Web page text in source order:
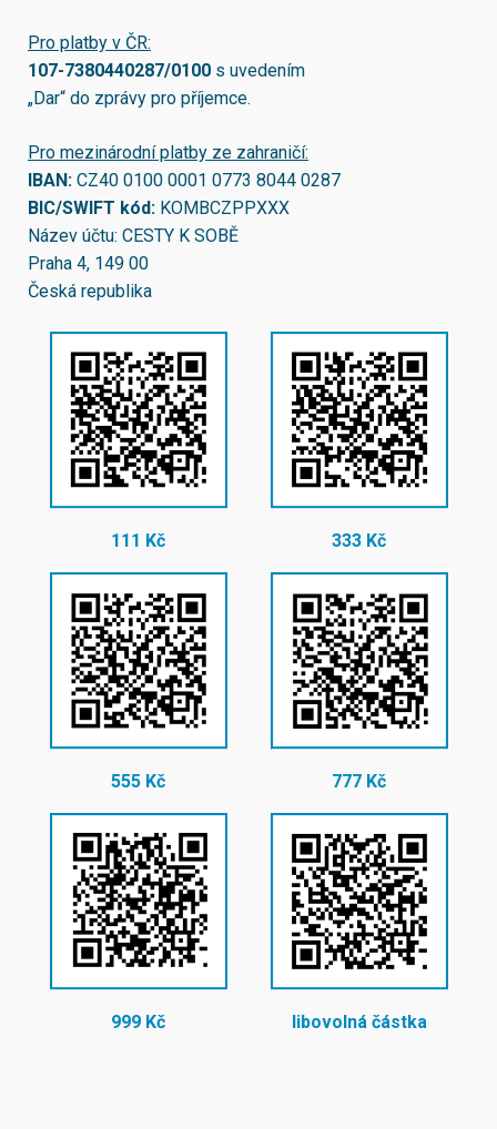
Pro platby v ČR:
107-7380440287/0100 s uvedením
„Dar“ do zprávy pro příjemce.
Pro mezinárodní platby ze zahraničí:
IBAN: CZ40 0100 0001 0773 8044 0287
BIC/SWIFT kód: KOMBCZPPXXX
Název účtu: CESTY K SOBĚ
Praha 4, 149 00
Česká republika
111 Kč 333 Kč
555 Kč 777 Kč
999 Kč libovolná částka